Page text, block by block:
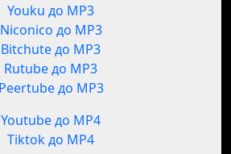
Youku до MP3
Niconico до MP3
Bitchute до MP3
Rutube до MP3
Peertube до MP3
Youtube до MP4
Tiktok до MP4